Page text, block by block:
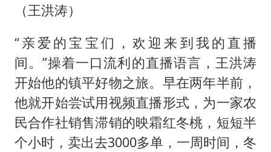
（王洪涛）
“亲爱的宝宝们，欢迎来到我的直播
间。”操着一口流利的直播语言，王洪涛
开始他的镇平好物之旅。早在两年半前，
他就开始尝试用视频直播形式，为一家农
民合作社销售滞销的映霜红冬桃，短短半
个小时，卖出去3000多单，一周时间，冬